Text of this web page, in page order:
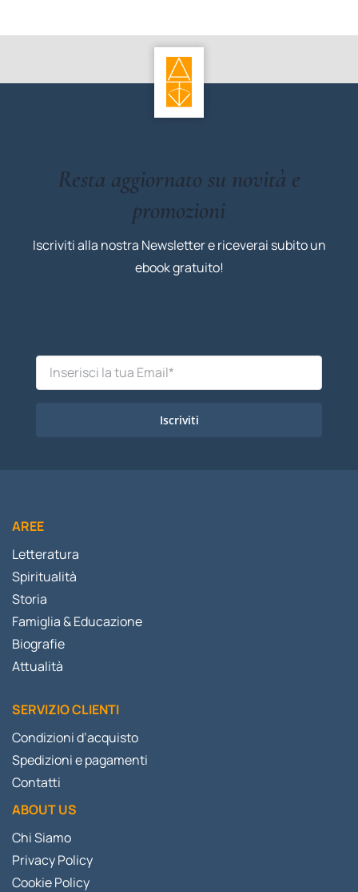
Resta aggiornato su novità e
promozioni
Iscriviti alla nostra Newsletter e riceverai subito un
ebook gratuito!
Iscriviti
AREE
Letteratura
Spiritualità
Storia
Famiglia & Educazione
Biografie
Attualità
SERVIZIO CLIENTI
Condizioni d’acquisto
Spedizioni e pagamenti
Contatti
ABOUT US
Chi Siamo
Privacy Policy
Cookie Policy